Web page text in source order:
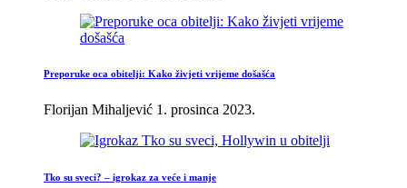
Preporuke oca obitelji: Kako živjeti vrijeme došašća
Florijan Mihaljević 1. prosinca 2023.
Tko su sveci? – igrokaz za veće i manje